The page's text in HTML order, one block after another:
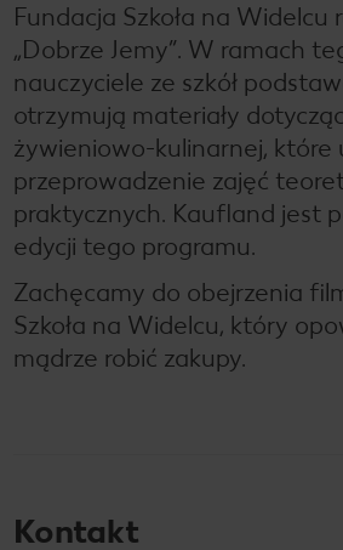
Fundacja Szkoła na Widelcu
„Dobrze Jemy”. W ramach
nauczyciele ze szkół
otrzymują materiały
żywieniowo-kulinarnej, które
przeprowadzenie zajęć
praktycznych. Kaufland jest
edycji tego programu.
Zachęcamy do obejrzenia
Szkoła na Widelcu, który
mądrze robić zakupy.
Kontakt